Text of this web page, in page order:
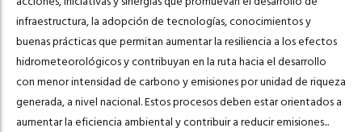
infraestructura, la adopción de tecnologías, conocimientos y
buenas prácticas que permitan aumentar la resiliencia a los efectos
hidrometeorológicos y contribuyan en la ruta hacia el desarrollo
con menor intensidad de carbono y emisiones por unidad de riqueza
generada, a nivel nacional. Estos procesos deben estar orientados a
aumentar la eficiencia ambiental y contribuir a reducir emisiones...